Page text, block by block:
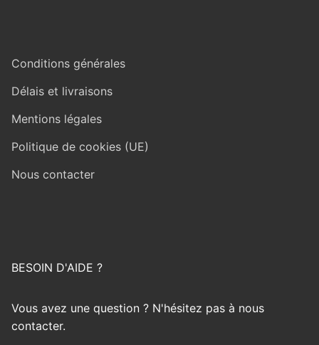
Conditions générales
Délais et livraisons
Mentions légales
Politique de cookies (UE)
Nous contacter
BESOIN D'AIDE ?
Vous avez une question ? N'hésitez pas à nous
contacter.